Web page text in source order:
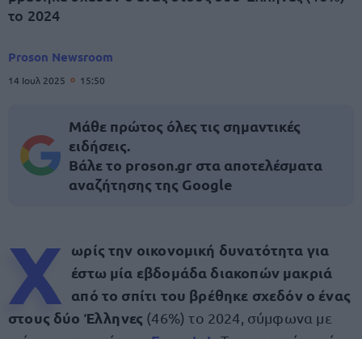
το 2024
Proson Newsroom
14 Ιουλ 2025 15:50
Μάθε πρώτος όλες τις σημαντικές
ειδήσεις.
Βάλε το proson.gr στα αποτελέσματα
αναζήτησης της Google
Χ ωρίς την οικονομική δυνατότητα για
έστω μία εβδομάδα διακοπών μακριά
από το σπίτι του βρέθηκε σχεδόν ο ένας
στους δύο Έλληνες (46%) το 2024, σύμφωνα με